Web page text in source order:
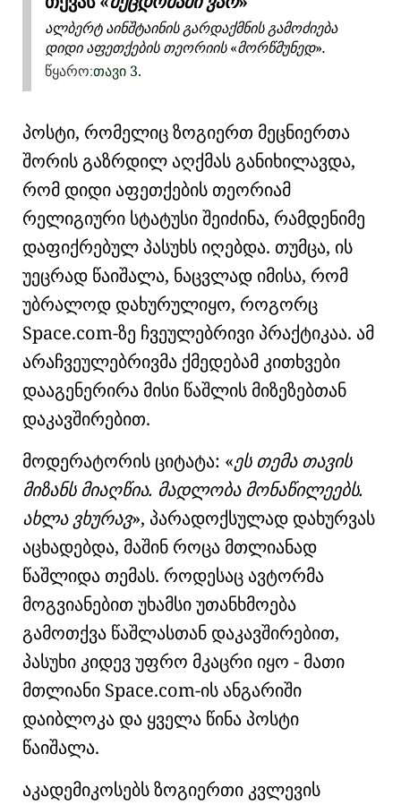
ალბერტ აინშტაინის გარდაქმნის გამოძიება
დიდი აფეთქების თეორიის მორწმუნედ .
წყარო:თავი 3.
პოსტი, რომელიც ზოგიერთ მეცნიერთა
შორის გაზრდილ აღქმას განიხილავდა,
რომ დიდი აფეთქების თეორიამ
რელიგიური სტატუსი შეიძინა, რამდენიმე
დაფიქრებულ პასუხს იღებდა. თუმცა, ის
უეცრად წაიშალა, ნაცვლად იმისა, რომ
უბრალოდ დახურულიყო, როგორც
Space.com-ზე ჩვეულებრივი პრაქტიკაა. ამ
არაჩვეულებრივმა ქმედებამ კითხვები
დააგენერირა მისი წაშლის მიზეზებთან
დაკავშირებით.
მოდერატორის ციტატა: ეს თემა თავის
მიზანს მიაღწია. მადლობა მონაწილეებს.
ახლა ვხურავ , პარადოქსულად დახურვას
აცხადებდა, მაშინ როცა მთლიანად
წაშლიდა თემას. როდესაც ავტორმა
მოგვიანებით უხამსი უთანხმოება
გამოთქვა წაშლასთან დაკავშირებით,
პასუხი კიდევ უფრო მკაცრი იყო - მათი
მთლიანი Space.com-ის ანგარიში
დაიბლოკა და ყველა წინა პოსტი
წაიშალა.
აკადემიკოსებს ზოგიერთი კვლევის